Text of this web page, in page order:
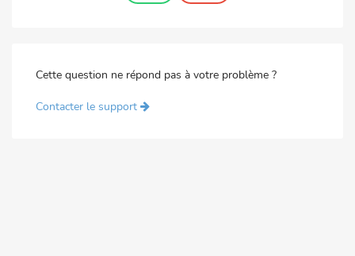
Cette question ne répond pas à votre problème ?
Contacter le support